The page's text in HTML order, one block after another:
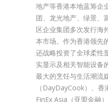
地产等香港本地蓝筹企
团、龙光地产、绿景、
区企业集团多次发行海
本市场。作为香港领先
还战略投资了全球柔性
实显示及相关智能设备
最大的烹饪与生活潮流
（DayDayCook）、
FinEx Asia（亚盟金融